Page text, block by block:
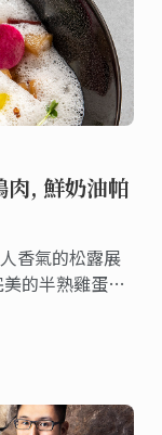
肉, 鮮奶油帕
香氣的松露展
的半熟雞蛋提
，是聖誕佳節